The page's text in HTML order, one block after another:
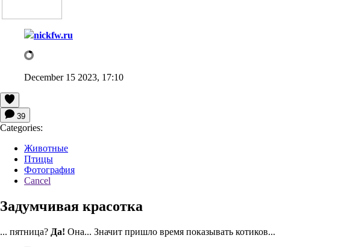
nickfw.ru
December 15 2023, 17:10
39
Categories:
Животные
Птицы
Фотография
Cancel
Задумчивая красотка
... пятница? Да! Она... Значит пришло время показывать котиков...